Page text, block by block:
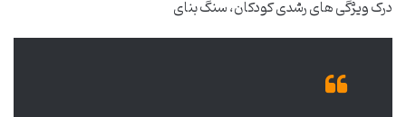
درک ویژگی های رشدی کودکان، سنگ بنای